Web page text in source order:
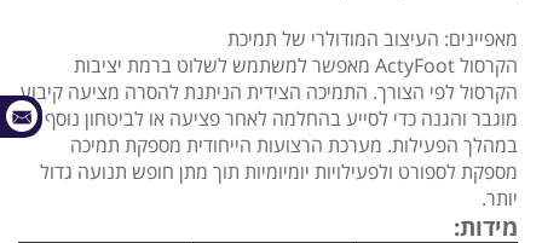
מאפיינים: העיצוב המודולרי של תמיכת
הקרסול ActyFoot מאפשר למשתמש לשלוט ברמת יציבות
הקרסול לפי הצורך. התמיכה הצידית הניתנת להסרה מציעה קיבוע
מוגבר והגנה כדי לסייע בהחלמה לאחר פציעה או לביטחון נוסף
במהלך הפעילות. מערכת הרצועות הייחודית מספקת תמיכה
מספקת לספורט ולפעילויות יומיומיות תוך מתן חופש תנועה גדול
יותר.
מידות: